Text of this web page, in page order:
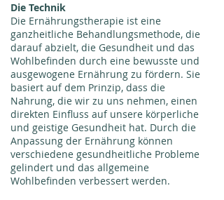
Die Technik
Die Ernährungstherapie ist eine
ganzheitliche Behandlungsmethode, die
darauf abzielt, die Gesundheit und das
Wohlbefinden durch eine bewusste und
ausgewogene Ernährung zu fördern. Sie
basiert auf dem Prinzip, dass die
Nahrung, die wir zu uns nehmen, einen
direkten Einfluss auf unsere körperliche
und geistige Gesundheit hat. Durch die
Anpassung der Ernährung können
verschiedene gesundheitliche Probleme
gelindert und das allgemeine
Wohlbefinden verbessert werden.